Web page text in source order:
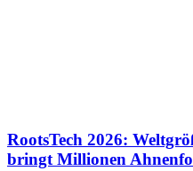
RootsTech 2026:
bringt Millionen